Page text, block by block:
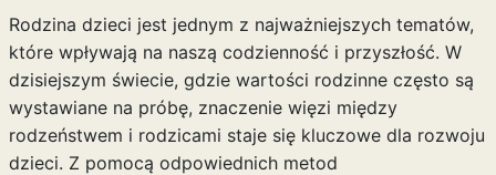
Rodzina dzieci jest jednym z najważniejszych tematów,
które wpływają na naszą codzienność i przyszłość. W
dzisiejszym świecie, gdzie wartości rodzinne często są
wystawiane na próbę, znaczenie więzi między
rodzeństwem i rodzicami staje się kluczowe dla rozwoju
dzieci. Z pomocą odpowiednich metod